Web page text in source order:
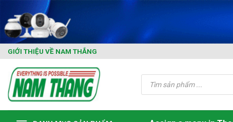
content
GIỚI THIỆU VỀ NAM THẮNG
Tìm
kiếm
phẩm